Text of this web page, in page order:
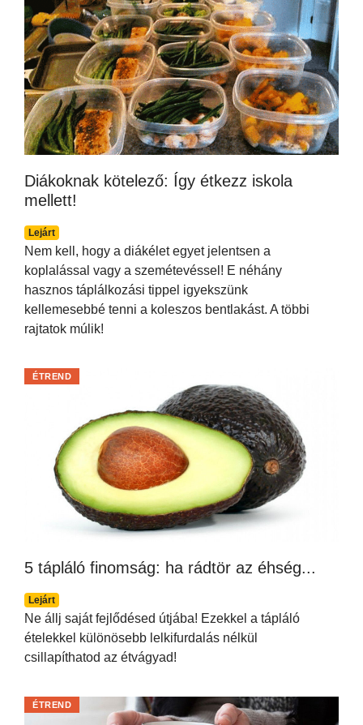
Diákoknak kötelező: Így étkezz iskola
mellett!
Lejárt
Nem kell, hogy a diákélet egyet jelentsen a
koplalással vagy a szemétevéssel! E néhány
hasznos táplálkozási tippel igyekszünk
kellemesebbé tenni a koleszos bentlakást. A többi
rajtatok múlik!
5 tápláló finomság: ha rádtör az éhség...
Lejárt
ÉTREND
Ne állj saját fejlődésed útjába! Ezekkel a tápláló
ételekkel különösebb lelkifurdalás nélkül
csillapíthatod az étvágyad!
ÉTREND